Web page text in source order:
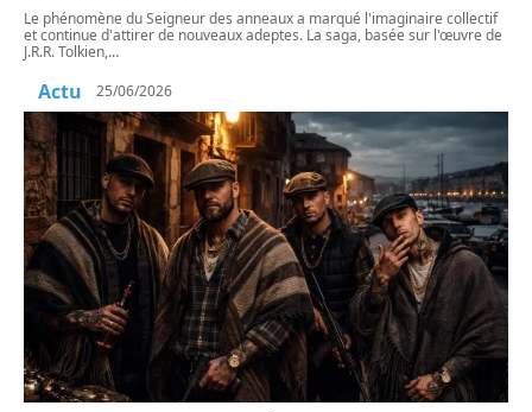
Le phénomène du Seigneur des anneaux a marqué l'imaginaire collectif
et continue d'attirer de nouveaux adeptes. La saga, basée sur l'œuvre de
J.R.R. Tolkien,…
Actu 25/06/2026